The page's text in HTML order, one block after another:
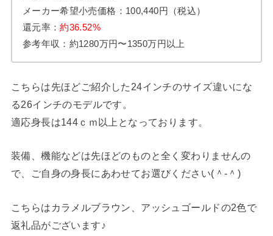
メーカー希望小売価格：100,440円（税込）
還元率：約36.52%
参考年収：約1280万円〜1350万円以上
こちらは先ほどご紹介した24インチのサイズ違いにな
る26インチのモデルです。
適応身長は144ｃｍ以上となっております。
装備、機能などは先ほどのものと全く変わりませんの
で、ご自身の身長にあわせてお選びください(＾-＾)
こちらはカラメルブラウン、アッシュゴールドの2色で
返礼品がございます♪